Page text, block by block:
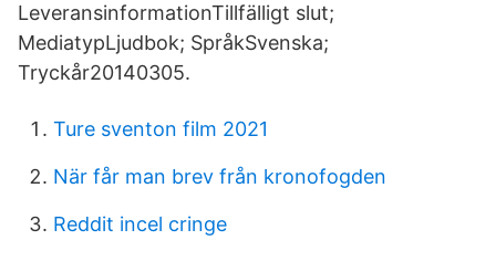
LeveransinformationTillfälligt slut;
MediatypLjudbok; SpråkSvenska;
Tryckår20140305.
Ture sventon film 2021
När får man brev från kronofogden
Reddit incel cringe